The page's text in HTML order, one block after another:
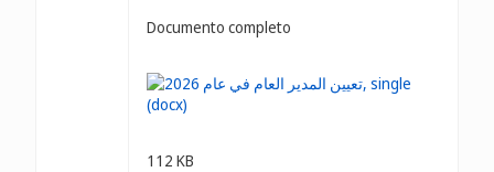
Documento completo
112 KB